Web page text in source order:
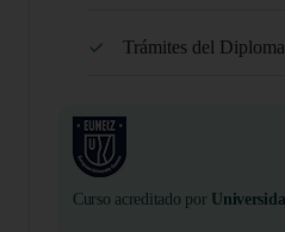
Trámites del Diploma
Curso acreditado por